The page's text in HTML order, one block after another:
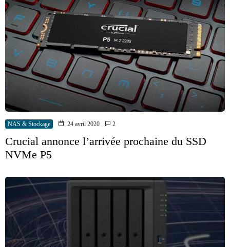
NAS & Stockage 24 avril 2020 2
Crucial annonce l’arrivée prochaine du SSD
NVMe P5